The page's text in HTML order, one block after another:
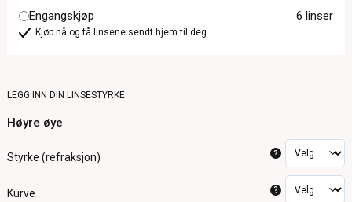
Engangskjøp 6 linser
Kjøp nå og få linsene sendt hjem til deg
LEGG INN DIN LINSESTYRKE:
Høyre øye
Styrke (refraksjon) ?
Kurve ?